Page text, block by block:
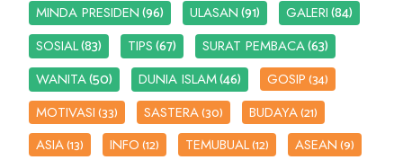
MINDA PRESIDEN(96) ULASAN(91) GALERI(84)
SOSIAL(83) TIPS(67) SURAT PEMBACA(63)
WANITA(50) DUNIA ISLAM(46) GOSIP(34)
MOTIVASI(33) SASTERA(30) BUDAYA(21)
ASIA(13) INFO(12) TEMUBUAL(12) ASEAN(9)